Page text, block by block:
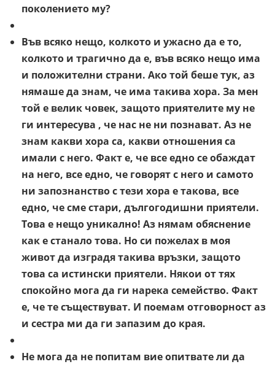
поколението му?
Във всяко нещо, колкото и ужасно да е то,
колкото и трагично да е, във всяко нещо има
и положителни страни. Ако той беше тук, аз
нямаше да знам, че има такива хора. За мен
той е велик човек, защото приятелите му не
ги интересува , че нас не ни познават. Аз не
знам какви хора са, какви отношения са
имали с него. Факт е, че все едно се обаждат
на него, все едно, че говорят с него и самото
ни запознанство с тези хора е такова, все
едно, че сме стари, дългогодишни приятели.
Това е нещо уникално! Аз нямам обяснение
как е станало това. Но си пожелах в моя
живот да изградя такива връзки, защото
това са истински приятели. Някои от тях
спокойно мога да ги нарека семейство. Факт
е, че те съществуват. И поемам отговорност аз
и сестра ми да ги запазим до края.
Не мога да не попитам вие опитвате ли да